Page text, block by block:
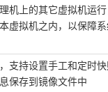
机上的其它虚拟机运
虚拟机之内，以保障
支持设置手工和定时
保存到镜像文件中